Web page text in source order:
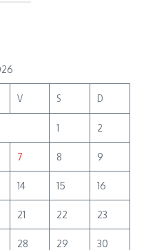
V S D
1 2
7 8 9
14 15 16
21 22 23
28 29 30